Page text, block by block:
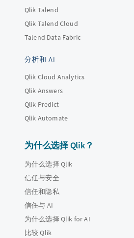
Qlik Talend
Qlik Talend Cloud
Talend Data Fabric
分析和 AI
Qlik Cloud Analytics
Qlik Answers
Qlik Predict
Qlik Automate
为什么选择 Qlik？
为什么选择 Qlik
信任与安全
信任和隐私
信任与 AI
为什么选择 Qlik for AI
比较 Qlik